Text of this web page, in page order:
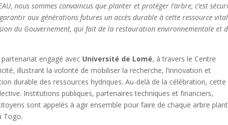
nous sommes convaincus que planter et protéger l’arbre, c’est
aux générations futures un accès durable à cette ressource
du Gouvernement, qui fait de la restauration environnementale et
engagé avec Université de Lomé, à travers le Centre
illustrant la volonté de mobiliser la recherche, l’innovation et
durable des ressources hydriques. Au-delà de la célébration, cette
Institutions publiques, partenaires techniques et financiers,
sont appelés à agir ensemble pour faire de chaque arbre
Togo.